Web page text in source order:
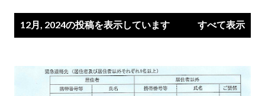
12月, 2024の投稿を表示しています すべて表示